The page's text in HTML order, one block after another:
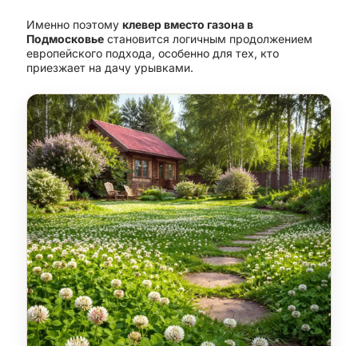
Именно поэтому клевер вместо газона в
Подмосковье становится логичным продолжением
европейского подхода, особенно для тех, кто
приезжает на дачу урывками.